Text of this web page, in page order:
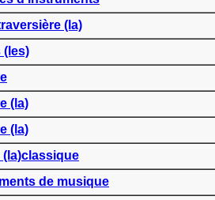
(la)
(les)
(la)
(la)
(la)classique
de musique